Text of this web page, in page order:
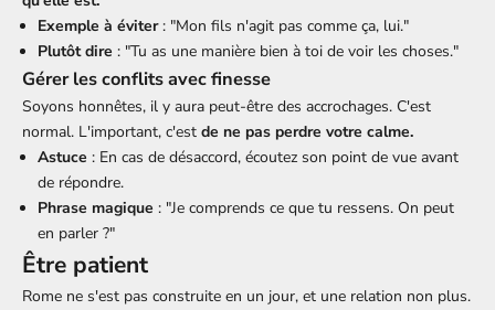
Exemple à éviter: "Mon fils n'agit pas comme ça, lui."
Plutôt dire : "Tu as une manière bien à toi de voir les choses."
Gérer les conflits avec finesse
Soyons honnêtes, il y aura peut-être des accrochages. C'est
normal. L'important, c'est de ne pas perdre votre calme.
Astuce : En cas de désaccord, écoutez son point de vue avant
de répondre.
Phrase magique : "Je comprends ce que tu ressens. On peut
en parler ?"
Être patient
Rome ne s'est pas construite en un jour, et une relation non plus.